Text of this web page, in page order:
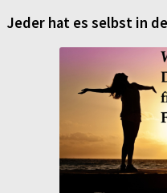
Jeder hat es selbst in